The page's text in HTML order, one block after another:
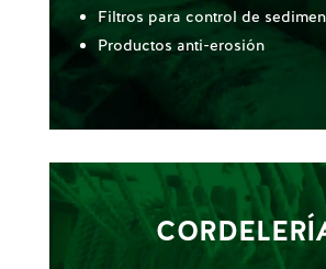
Filtros para control de
Productos anti-erosión